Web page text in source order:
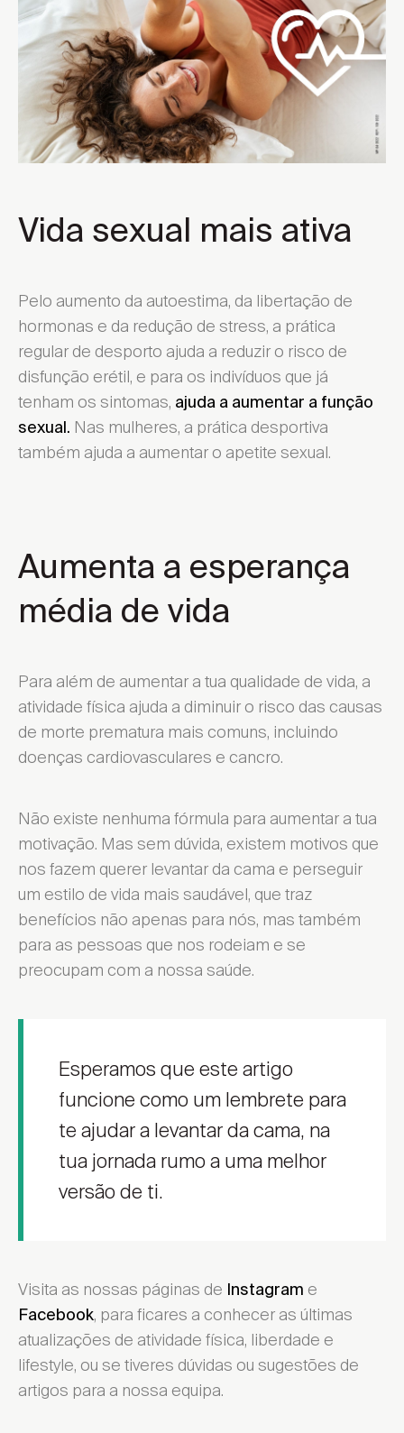
Vida sexual mais ativa
Pelo aumento da autoestima, da libertação de
hormonas e da redução de stress, a prática
regular de desporto ajuda a reduzir o risco de
disfunção erétil, e para os indivíduos que já
tenham os sintomas, ajuda a aumentar a função
sexual. Nas mulheres, a prática desportiva
também ajuda a aumentar o apetite sexual.
Aumenta a esperança
média de vida
Para além de aumentar a tua qualidade de vida, a
atividade física ajuda a diminuir o risco das causas
de morte prematura mais comuns, incluindo
doenças cardiovasculares e cancro.
Não existe nenhuma fórmula para aumentar a tua
motivação. Mas sem dúvida, existem motivos que
nos fazem querer levantar da cama e perseguir
um estilo de vida mais saudável, que traz
benefícios não apenas para nós, mas também
para as pessoas que nos rodeiam e se
preocupam com a nossa saúde.
Esperamos que este artigo
funcione como um lembrete para
te ajudar a levantar da cama, na
tua jornada rumo a uma melhor
versão de ti.
Visita as nossas páginas de Instagram e
Facebook, para ficares a conhecer as últimas
atualizações de atividade física, liberdade e
lifestyle, ou se tiveres dúvidas ou sugestões de
artigos para a nossa equipa.